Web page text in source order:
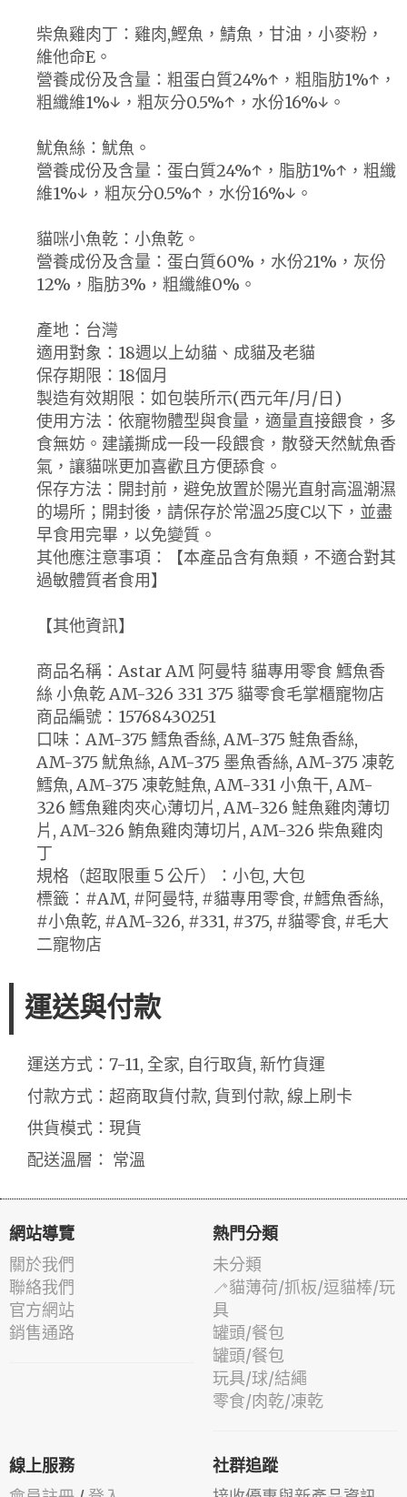
柴魚雞肉丁：雞肉,鰹魚，鯖魚，甘油，小麥粉，
維他命E。
營養成份及含量：粗蛋白質24%↑，粗脂肪1%↑，
粗纖維1%↓，粗灰分0.5%↑，水份16%↓。
魷魚絲：魷魚。
營養成份及含量：蛋白質24%↑，脂肪1%↑，粗纖
維1%↓，粗灰分0.5%↑，水份16%↓。
貓咪小魚乾：小魚乾。
營養成份及含量：蛋白質60%，水份21%，灰份
12%，脂肪3%，粗纖維0%。
產地：台灣
適用對象：18週以上幼貓、成貓及老貓
保存期限：18個月
製造有效期限：如包裝所示(西元年/月/日)
使用方法：依寵物體型與食量，適量直接餵食，多
食無妨。建議撕成一段一段餵食，散發天然魷魚香
氣，讓貓咪更加喜歡且方便舔食。
保存方法：開封前，避免放置於陽光直射高溫潮濕
的場所；開封後，請保存於常溫25度C以下，並盡
早食用完畢，以免變質。
其他應注意事項：【本產品含有魚類，不適合對其
過敏體質者食用】
【其他資訊】
商品名稱：Astar AM 阿曼特 貓專用零食 鱈魚香
絲 小魚乾 AM-326 331 375 貓零食毛掌櫃寵物店
商品編號：15768430251
口味：AM-375 鱈魚香絲, AM-375 鮭魚香絲,
AM-375 魷魚絲, AM-375 墨魚香絲, AM-375 凍乾
鱈魚, AM-375 凍乾鮭魚, AM-331 小魚干, AM-
326 鱈魚雞肉夾心薄切片, AM-326 鮭魚雞肉薄切
片, AM-326 鮪魚雞肉薄切片, AM-326 柴魚雞肉
丁
規格（超取限重５公斤）：小包, 大包
標籤：#AM, #阿曼特, #貓專用零食, #鱈魚香絲,
#小魚乾, #AM-326, #331, #375, #貓零食, #毛大
二寵物店
運送與付款
運送方式：7-11, 全家, 自行取貨, 新竹貨運
付款方式：超商取貨付款, 貨到付款, 線上刷卡
供貨模式：現貨
配送溫層： 常溫
網站導覽
關於我們
聯絡我們
官方網站
銷售通路
熱門分類
未分類
🦯貓薄荷/抓板/逗貓棒/玩
具
罐頭/餐包
罐頭/餐包
玩具/球/結繩
零食/肉乾/凍乾
線上服務 社群追蹤